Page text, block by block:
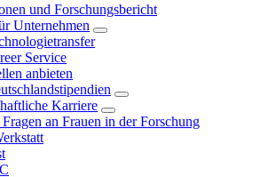
und Forschungsbericht
Unternehmen
Service
anbieten
Karriere
an Frauen in der Forschung